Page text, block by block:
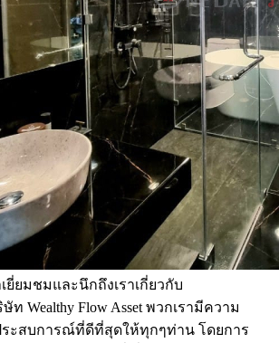
ยมชมและนึกถึงเราเกี่ยวกับ
Wealthy Flow Asset พวกเรามีความ
ะสบการณ์ที่ดีที่สุดให้ทุกๆท่าน โดยการ